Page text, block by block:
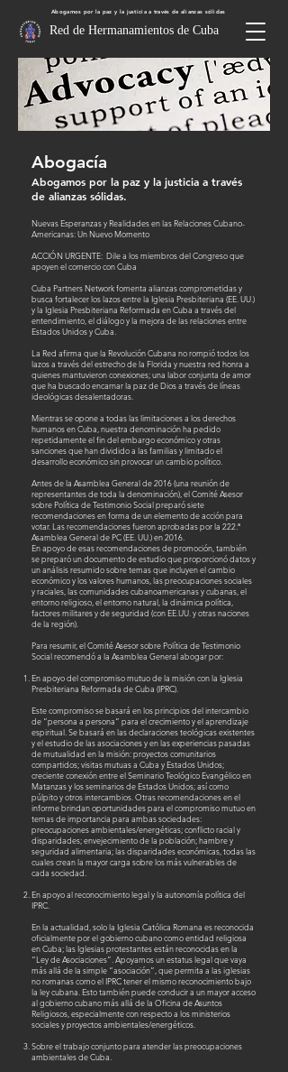
Abogamos por la paz y la justicia a través de alianzas sólidas
Red de Hermanamientos de Cuba
Abogacía
Abogamos por la paz y la justicia a través
de alianzas sólidas.
Nuevas Esperanzas y Realidades en las Relaciones Cubano-
Americanas: Un Nuevo Momento
ACCIÓN URGENTE: Dile a los miembros del Congreso que
apoyen el comercio con Cuba
Cuba Partners Network fomenta alianzas comprometidas y
busca fortalecer los lazos entre la Iglesia Presbiteriana (EE. UU.)
y la Iglesia Presbiteriana Reformada en Cuba a través del
entendimiento, el diálogo y la mejora de las relaciones entre
Estados Unidos y Cuba.
La Red afirma que la Revolución Cubana no rompió todos los
lazos a través del estrecho de la Florida y nuestra red honra a
quienes mantuvieron conexiones; una labor conjunta de amor
que ha buscado encarnar la paz de Dios a través de líneas
ideológicas desalentadoras.
Mientras se opone a todas las limitaciones a los derechos
humanos en Cuba, nuestra denominación ha pedido
repetidamente el fin del embargo económico y otras
sanciones que han dividido a las familias y limitado el
desarrollo económico sin provocar un cambio político.
Antes de la Asamblea General de 2016 (una reunión de
representantes de toda la denominación), el Comité Asesor
sobre Política de Testimonio Social preparó siete
recomendaciones en forma de un elemento de acción para
votar. Las recomendaciones fueron aprobadas por la 222.ª
Asamblea General de PC (EE. UU.) en 2016.
En apoyo de esas recomendaciones de promoción, también
se preparó un documento de estudio que proporcionó datos y
un análisis resumido sobre temas que incluyen el cambio
económico y los valores humanos, las preocupaciones sociales
y raciales, las comunidades cubanoamericanas y cubanas, el
entorno religioso, el entorno natural, la dinámica política,
factores militares y de seguridad (con EE.UU. y otras naciones
de la región).
Para resumir, el Comité Asesor sobre Política de Testimonio
Social recomendó a la Asamblea General abogar por:
En apoyo del compromiso mutuo de la misión con la Iglesia
Presbiteriana Reformada de Cuba (IPRC).
Este compromiso se basará en los principios del intercambio
de “persona a persona” para el crecimiento y el aprendizaje
espiritual. Se basará en las declaraciones teológicas existentes
y el estudio de las asociaciones y en las experiencias pasadas
de mutualidad en la misión: proyectos comunitarios
compartidos; visitas mutuas a Cuba y Estados Unidos;
creciente conexión entre el Seminario Teológico Evangélico en
Matanzas y los seminarios de Estados Unidos; así como
púlpito y otros intercambios. Otras recomendaciones en el
informe brindan oportunidades para el compromiso mutuo en
temas de importancia para ambas sociedades:
preocupaciones ambientales/energéticas; conflicto racial y
disparidades; envejecimiento de la población; hambre y
seguridad alimentaria; las disparidades económicas, todas las
cuales crean la mayor carga sobre los más vulnerables de
cada sociedad.
En apoyo al reconocimiento legal y la autonomía política del
IPRC.
En la actualidad, solo la Iglesia Católica Romana es reconocida
oficialmente por el gobierno cubano como entidad religiosa
en Cuba; las Iglesias protestantes están reconocidas en la
“Ley de Asociaciones”. Apoyamos un estatus legal que vaya
más allá de la simple “asociación”, que permita a las iglesias
no romanas como el IPRC tener el mismo reconocimiento bajo
la ley cubana. Esto también puede conducir a un mayor acceso
al gobierno cubano más allá de la Oficina de Asuntos
Religiosos, especialmente con respecto a los ministerios
sociales y proyectos ambientales/energéticos.
Sobre el trabajo conjunto para atender las preocupaciones
ambientales de Cuba.